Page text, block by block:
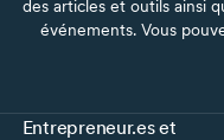
des articles et outils ainsi
événements. Vous
Entrepreneur.es et